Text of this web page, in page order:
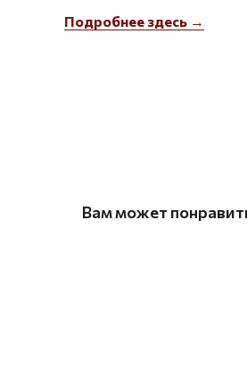
Подробнее здесь →
Вам может